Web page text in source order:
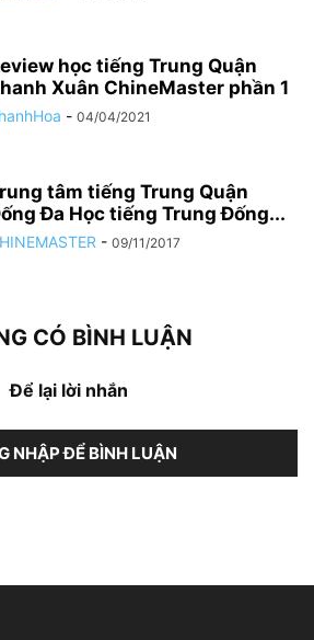
học tiếng Trung Quận
Xuân ChineMaster phần 1
- 04/04/2021
tâm tiếng Trung Quận
Đa Học tiếng Trung Đống...
- 09/11/2017
CÓ BÌNH LUẬN
Để lại lời nhắn
NHẬP ĐỂ BÌNH LUẬN